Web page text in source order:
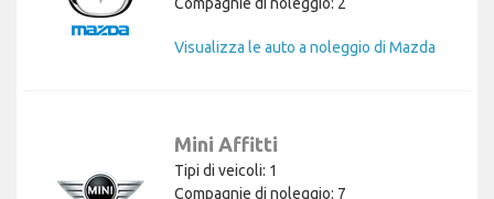
Visualizza le auto a noleggio di Mazda
Mini Affitti
Tipi di veicoli: 1
Compagnie di noleggio: 7